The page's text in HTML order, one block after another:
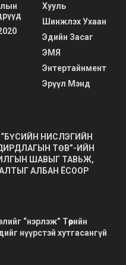
Хууль
Шинжлэх Ухаан
Эдийн Засаг
ЭМЯ
Энтертайнмент
Эрүүл Мэнд
НИСЛЭГИЙН
ТӨВ”-ИЙН
ШАВЫГ ТАВЬЖ,
АЛБАН ЁСООР
“нэрлэж” Төрийн
нүүрстэй хутгасангүй